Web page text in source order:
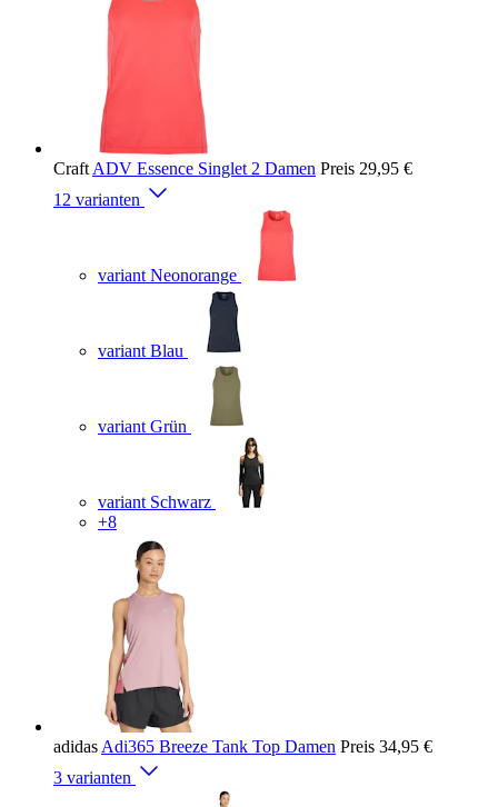
Craft ADV Essence Singlet 2 Damen Preis 29,95 €
12 varianten
variant Neonorange
variant Blau
variant Grün
variant Schwarz
+8
adidas Adi365 Breeze Tank Top Damen Preis 34,95 €
3 varianten